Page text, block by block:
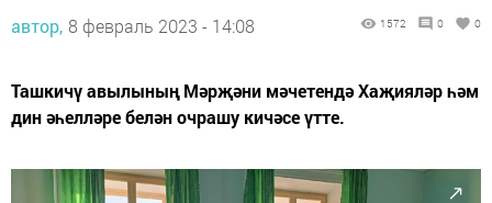
автор, 8 февраль 2023 - 14:08 1572 0 0
Ташкичү авылының Мәрҗәни мәчетендә Хаҗияләр һәм
дин әһелләре белән очрашу кичәсе үтте.